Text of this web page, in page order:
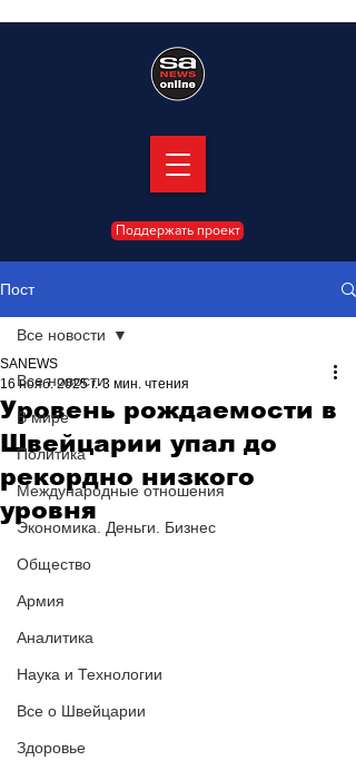
Поддержать проект
Пост
Все новости
В мире
Политика
Международные отношения
Экономика. Деньги. Бизнес
Общество
Армия
Аналитика
Наука и Технологии
Все о Швейцарии
Здоровье
Все новости
Уровень рождаемости в
Швейцарии упал до
рекордно низкого
уровня
SANEWS
16 нояб. 2025 г. 3 мин. чтения